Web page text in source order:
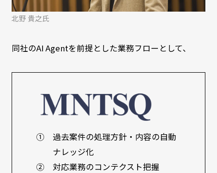
北野 貴之氏
同社のAI Agentを前提とした業務フローとして、
① 過去案件の処理方針・内容の自動
ナレッジ化
② 対応業務のコンテクスト把握